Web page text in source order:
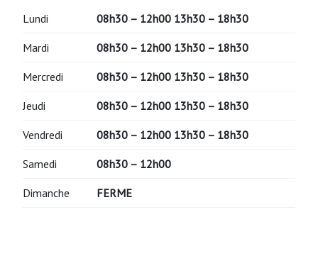
Lundi 08h30 – 12h00 13h30 – 18h30
Mardi 08h30 – 12h00 13h30 – 18h30
Mercredi 08h30 – 12h00 13h30 – 18h30
Jeudi 08h30 – 12h00 13h30 – 18h30
Vendredi 08h30 – 12h00 13h30 – 18h30
Samedi 08h30 – 12h00
Dimanche FERME